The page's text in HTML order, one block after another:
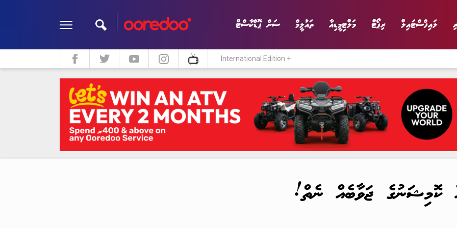
ލައިފްސްޓައިލް ރިޕޯޓް މަލްޓިމީޑިއާ ތައުލީމް ސަން ޕޮޑްކާސްޓް
ލައިފްސްޓައިލް ދީން ކޮލަމް މަލްޓިމީޑިއާ
International Edition +
ޖަވާބެއް ނެތް!